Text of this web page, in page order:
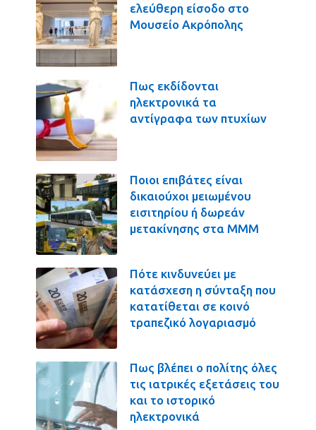
ελεύθερη είσοδο στο
Μουσείο Ακρόπολης
Πως εκδίδονται
ηλεκτρονικά τα
αντίγραφα των πτυχίων
Ποιοι επιβάτες είναι
δικαιούχοι μειωμένου
εισιτηρίου ή δωρεάν
μετακίνησης στα ΜΜΜ
Πότε κινδυνεύει με
κατάσχεση η σύνταξη που
κατατίθεται σε κοινό
τραπεζικό λογαριασμό
Πως βλέπει ο πολίτης όλες
τις ιατρικές εξετάσεις του
και το ιστορικό
ηλεκτρονικά